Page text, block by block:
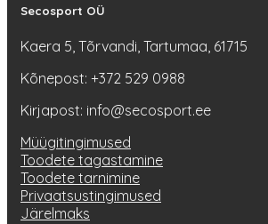
Secosport OÜ
Kaera 5, Tõrvandi, Tartumaa, 61715
Kõnepost: +372 529 0988
Kirjapost: info@secosport.ee
Müügitingimused
Toodete tagastamine
Toodete tarnimine
Privaatsustingimused
Järelmaks